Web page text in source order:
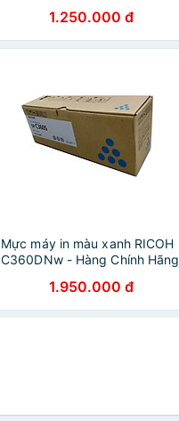
1.250.000 đ
Mực máy in màu xanh RICOH
C360DNw - Hàng Chính Hãng
1.950.000 đ